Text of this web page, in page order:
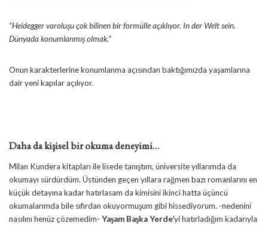
“Heidegger varoluşu çok bilinen bir formülle açıklıyor. In der Welt sein.
Dünyada konumlanmış olmak.”
Onun karakterlerine konumlanma açısından baktığımızda yaşamlarına
dair yeni kapılar açılıyor.
Daha da kişisel bir okuma deneyimi…
Milan Kundera kitapları ile lisede tanıştım, üniversite yıllarımda da
okumayı sürdürdüm. Üstünden geçen yıllara rağmen bazı romanlarını en
küçük detayına kadar hatırlasam da kimisini ikinci hatta üçüncü
okumalarımda bile sıfırdan okuyormuşum gibi hissediyorum. -nedenini
nasılını henüz çözemedim- Yaşam Başka Yerde’yi hatırladığım kadarıyla